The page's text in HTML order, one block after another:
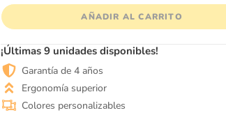
AÑADIR AL CARRITO
¡Últimas 9 unidades disponibles!
Garantía de 4 años
Ergonomía superior
Colores personalizables